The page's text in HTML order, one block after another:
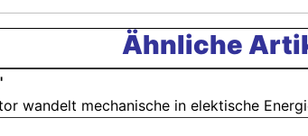
Ähnliche
'
wandelt mechanische in elektische